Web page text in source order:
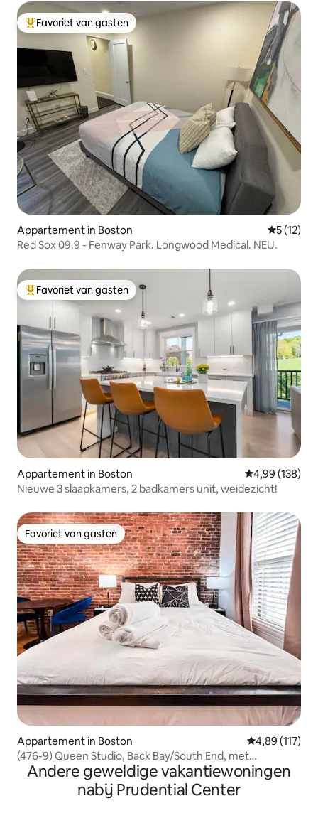
Topfavoriet van gasten
Favoriet van gasten
Appartement in Boston
5 (12)
Red Sox 09.9 - Fenway Park. Longwood Medical. NEU.
Topfavoriet van gasten
Favoriet van gasten
Appartement in Boston Gemiddelde
4,99 (138)
Nieuwe 3 slaapkamers, 2 badkamers unit, weidezicht!
Favoriet van gasten
Favoriet van gasten
Appartement in Boston Gemiddelde
4,89 (117)
(476-9) Queen Studio, Back Bay/South End, met
wasmachine en droger
Andere geweldige vakantiewoningen
nabij Prudential Center